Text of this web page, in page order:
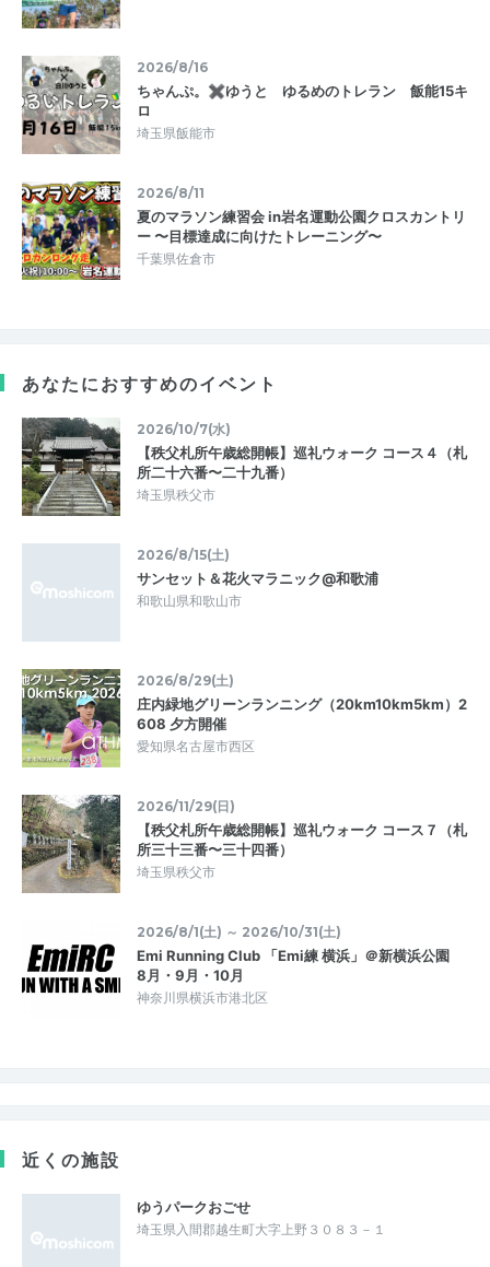
2026/8/16
ちゃんぷ。✖ゆうと ゆるめのトレラン 飯能15キ
ロ
埼玉県飯能市
2026/8/11
夏のマラソン練習会 in岩名運動公園クロスカントリ
ー 〜目標達成に向けたトレーニング〜
千葉県佐倉市
あなたにおすすめのイベント
2026/10/7(水)
【秩父札所午歳総開帳】巡礼ウォーク コース４（札
所二十六番〜二十九番）
埼玉県秩父市
2026/8/15(土)
サンセット＆花火マラニック@和歌浦
和歌山県和歌山市
2026/8/29(土)
庄内緑地グリーンランニング（20km10km5km）2
608 夕方開催
愛知県名古屋市西区
2026/11/29(日)
【秩父札所午歳総開帳】巡礼ウォーク コース７（札
所三十三番〜三十四番）
埼玉県秩父市
2026/8/1(土) ～ 2026/10/31(土)
Emi Running Club 「Emi練 横浜」＠新横浜公園
8月・9月・10月
神奈川県横浜市港北区
近くの施設
ゆうパークおごせ
埼玉県入間郡越生町大字上野３０８３－１